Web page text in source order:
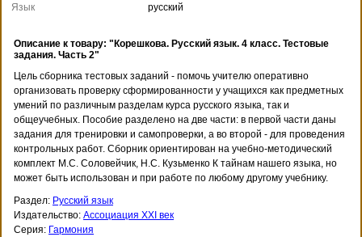
Язык
русский
Описание к товару: "Корешкова. Русский язык. 4 класс. Тестовые
задания. Часть 2"
Цель сборника тестовых заданий - помочь учителю оперативно
организовать проверку сформированности у учащихся как предметных
умений по различным разделам курса русского языка, так и
общеучебных. Пособие разделено на две части: в первой части даны
задания для тренировки и самопроверки, а во второй - для проведения
контрольных работ. Сборник ориентирован на учебно-методический
комплект М.С. Соловейчик, Н.С. Кузьменко К тайнам нашего языка, но
может быть использован и при работе по любому другому учебнику.
Раздел: Русский язык
Издательство: Ассоциация XXI век
Серия: Гармония